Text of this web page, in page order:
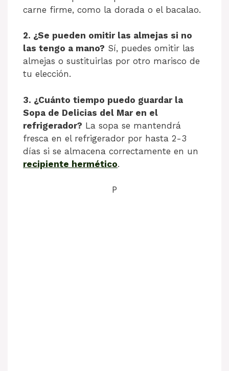
carne firme, como la dorada o el bacalao.
2. ¿Se pueden omitir las almejas si no
las tengo a mano? Sí, puedes omitir las
almejas o sustituirlas por otro marisco de
tu elección.
3. ¿Cuánto tiempo puedo guardar la
Sopa de Delicias del Mar en el
refrigerador? La sopa se mantendrá
fresca en el refrigerador por hasta 2-3
días si se almacena correctamente en un
recipiente hermético.
P